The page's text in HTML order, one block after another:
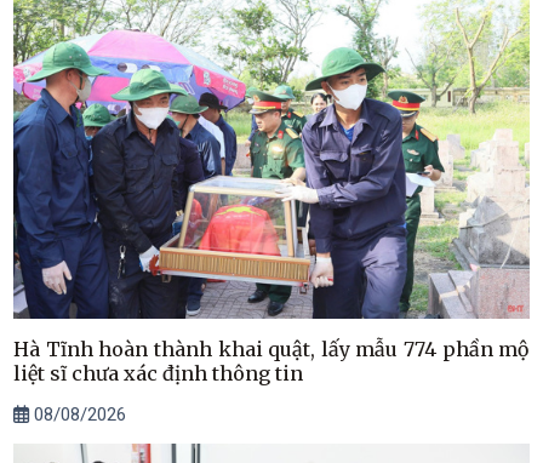
Hà Tĩnh hoàn thành khai quật, lấy mẫu 774 phần mộ
liệt sĩ chưa xác định thông tin
08/08/2026